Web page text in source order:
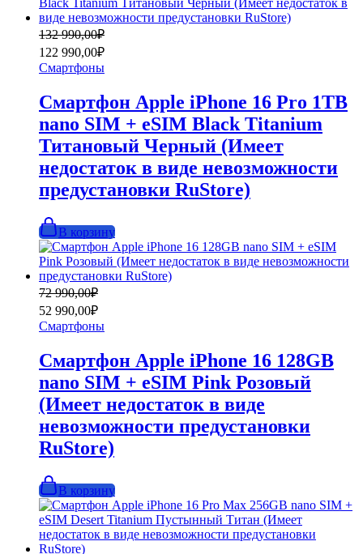
132 990,00₽
Первоначальная
цена
составляла
132
122 990,00₽
Текущая
цена:
122
990,00₽.
Смартфоны
Смартфон Apple iPhone 16 Pro 1TB
nano SIM + eSIM Black Titanium
Титановый Черный (Имеет
недостаток в виде невозможности
предустановки RuStore)
В корзину
72 990,00₽
Первоначальная
цена
составляла
72
52 990,00₽
Текущая
цена:
52
990,00₽.
Смартфоны
Смартфон Apple iPhone 16 128GB
nano SIM + eSIM Pink Розовый
(Имеет недостаток в виде
невозможности предустановки
RuStore)
В корзину